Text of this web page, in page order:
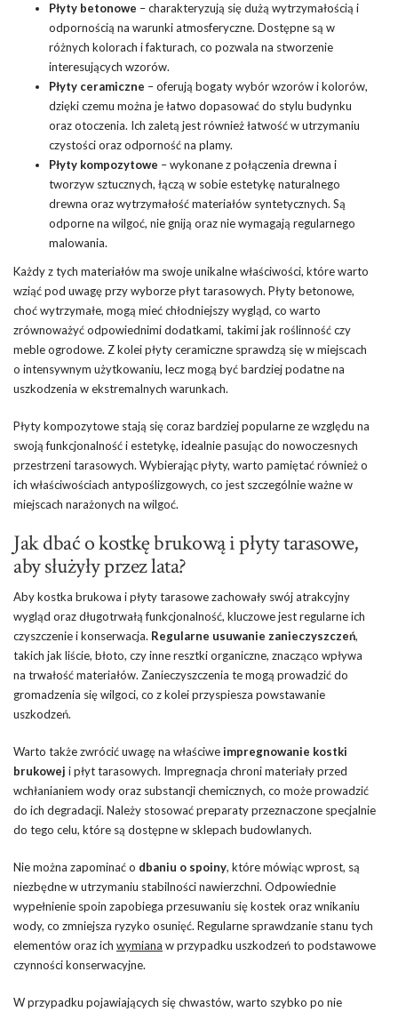
Płyty betonowe – charakteryzują się dużą wytrzymałością i
odpornością na warunki atmosferyczne. Dostępne są w
różnych kolorach i fakturach, co pozwala na stworzenie
interesujących wzorów.
Płyty ceramiczne – oferują bogaty wybór wzorów i kolorów,
dzięki czemu można je łatwo dopasować do stylu budynku
oraz otoczenia. Ich zaletą jest również łatwość w utrzymaniu
czystości oraz odporność na plamy.
Płyty kompozytowe – wykonane z połączenia drewna i
tworzyw sztucznych, łączą w sobie estetykę naturalnego
drewna oraz wytrzymałość materiałów syntetycznych. Są
odporne na wilgoć, nie gniją oraz nie wymagają regularnego
malowania.
Każdy z tych materiałów ma swoje unikalne właściwości, które warto
wziąć pod uwagę przy wyborze płyt tarasowych. Płyty betonowe,
choć wytrzymałe, mogą mieć chłodniejszy wygląd, co warto
zrównoważyć odpowiednimi dodatkami, takimi jak roślinność czy
meble ogrodowe. Z kolei płyty ceramiczne sprawdzą się w miejscach
o intensywnym użytkowaniu, lecz mogą być bardziej podatne na
uszkodzenia w ekstremalnych warunkach.
Płyty kompozytowe stają się coraz bardziej popularne ze względu na
swoją funkcjonalność i estetykę, idealnie pasując do nowoczesnych
przestrzeni tarasowych. Wybierając płyty, warto pamiętać również o
ich właściwościach antypoślizgowych, co jest szczególnie ważne w
miejscach narażonych na wilgoć.
Jak dbać o kostkę brukową i płyty tarasowe,
aby służyły przez lata?
Aby kostka brukowa i płyty tarasowe zachowały swój atrakcyjny
wygląd oraz długotrwałą funkcjonalność, kluczowe jest regularne ich
czyszczenie i konserwacja. Regularne usuwanie zanieczyszczeń,
takich jak liście, błoto, czy inne resztki organiczne, znacząco wpływa
na trwałość materiałów. Zanieczyszczenia te mogą prowadzić do
gromadzenia się wilgoci, co z kolei przyspiesza powstawanie
uszkodzeń.
Warto także zwrócić uwagę na właściweimpregnowanie kostki
brukowej i płyt tarasowych. Impregnacja chroni materiały przed
wchłanianiem wody oraz substancji chemicznych, co może prowadzić
do ich degradacji. Należy stosować preparaty przeznaczone specjalnie
do tego celu, które są dostępne w sklepach budowlanych.
Nie można zapominać o dbaniu o spoiny, które mówiąc wprost, są
niezbędne w utrzymaniu stabilności nawierzchni. Odpowiednie
wypełnienie spoin zapobiega przesuwaniu się kostek oraz wnikaniu
wody, co zmniejsza ryzyko osunięć. Regularne sprawdzanie stanu tych
elementów oraz ich wymiana w przypadku uszkodzeń to podstawowe
czynności konserwacyjne.
W przypadku pojawiających się chwastów, warto szybko po nie